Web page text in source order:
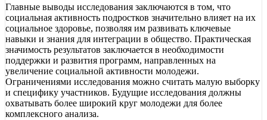
Главные выводы исследования заключаются в том, что
социальная активность подростков значительно влияет на их
социальное здоровье, позволяя им развивать ключевые
навыки и знания для интеграции в общество. Практическая
значимость результатов заключается в необходимости
поддержки и развития программ, направленных на
увеличение социальной активности молодежи.
Ограничениями исследования можно считать малую выборку
и специфику участников. Будущие исследования должны
охватывать более широкий круг молодежи для более
комплексного анализа.